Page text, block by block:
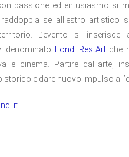
passione ed entusiasmo si
se all’estro
L’evento si
denominato Fondi RestArtche
e cinema. Partire dall’arte,
storico e dare nuovo impulso